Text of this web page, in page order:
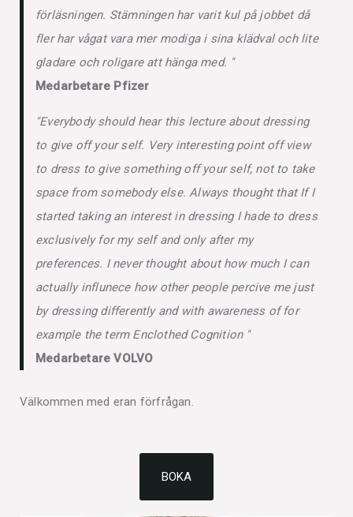
förläsningen. Stämningen har varit kul på jobbet då
fler har vågat vara mer modiga i sina klädval och lite
gladare och roligare att hänga med. "
Medarbetare Pfizer
"Everybody should hear this lecture about dressing
to give off your self. Very interesting point off view
to dress to give something off your self, not to take
space from somebody else. Always thought that If I
started taking an interest in dressing I hade to dress
exclusively for my self and only after my
preferences. I never thought about how much I can
actually influnece how other people percive me just
by dressing differently and with awareness of for
example the term Enclothed Cognition "
Medarbetare VOLVO
Välkommen med eran förfrågan.
BOKA